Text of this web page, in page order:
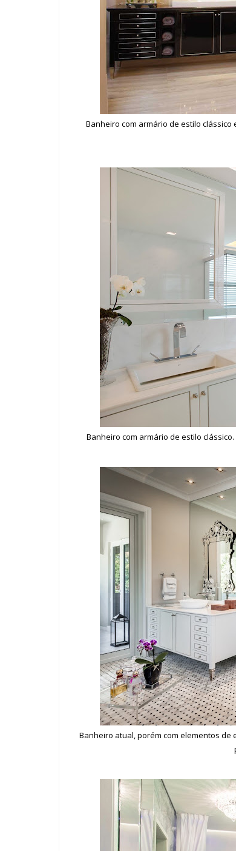
Banheiro com armário de estilo
Banheiro com armário de estilo
Banheiro atual, porém com elementos